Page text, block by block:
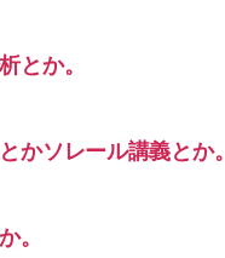
とか。
かソレール講義とか。
。